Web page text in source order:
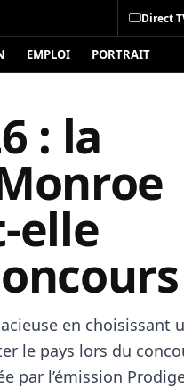
Direct
EMPLOI PORTRAIT
: la
elle
en choisissant
le pays lors du
par l’émission